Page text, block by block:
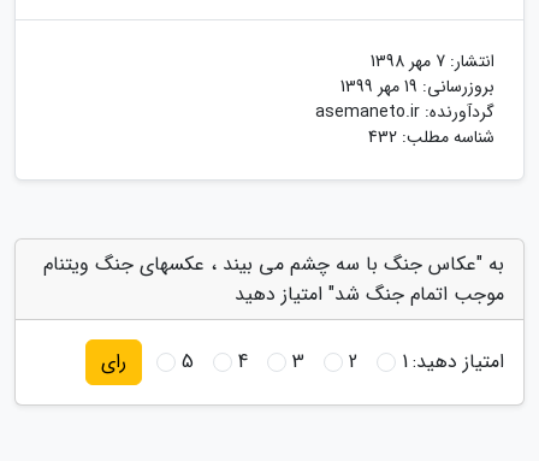
انتشار: 7 مهر 1398
بروزرسانی: 19 مهر 1399
گردآورنده: asemaneto.ir
شناسه مطلب: 432
به "عکاس جنگ با سه چشم می بیند ، عکسهای جنگ ویتنام
موجب اتمام جنگ شد" امتیاز دهید
امتیاز دهید:1
2
3
4
5 رای